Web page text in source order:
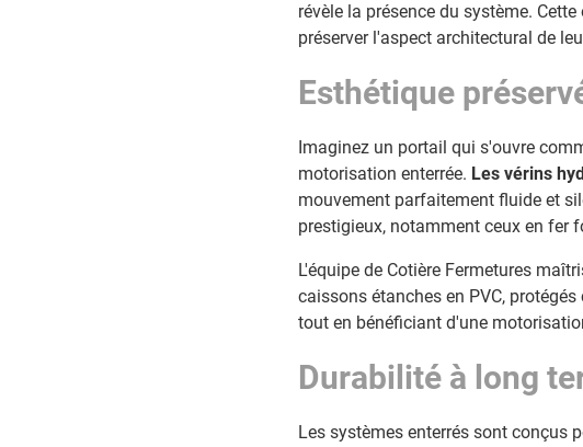
révèle la présence du système.
préserver l'aspect architectural de
Esthétique
Imaginez un portail qui s'ouvre
motorisation enterrée. Les vérins
mouvement parfaitement fluide et
prestigieux, notamment ceux en fer
L'équipe de Cotière Fermetures
caissons étanches en PVC,
tout en bénéficiant d'une
Durabilité à long
Les systèmes enterrés sont conçus